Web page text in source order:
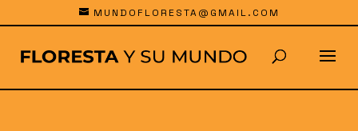
MUNDOFLORESTA@GMAIL.COM